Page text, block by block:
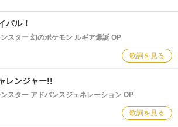
バル！
スター 幻のポケモン ルギア爆誕 OP
歌詞を見る
レンジャー!!
スター アドバンスジェネレーション OP
歌詞を見る